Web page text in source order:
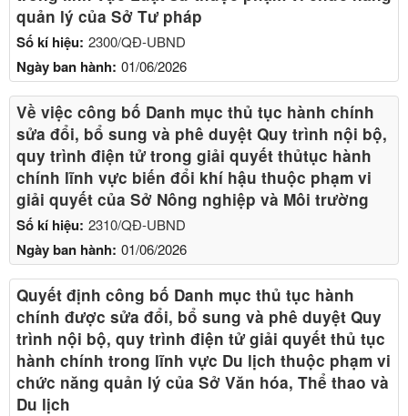
Số kí hiệu: 2300/QĐ-UBND
Ngày ban hành: 01/06/2026
quản lý của Sở Tư pháp
Số kí hiệu: 2310/QĐ-UBND
Ngày ban hành: 01/06/2026
Về việc công bố Danh mục thủ tục hành chính
sửa đổi, bổ sung và phê duyệt Quy trình nội bộ,
quy trình điện tử trong giải quyết thủtục hành
chính lĩnh vực biến đổi khí hậu thuộc phạm vi
giải quyết của Sở Nông nghiệp và Môi trường
Quyết định công bố Danh mục thủ tục hành
chính được sửa đổi, bổ sung và phê duyệt Quy
trình nội bộ, quy trình điện tử giải quyết thủ tục
hành chính trong lĩnh vực Du lịch thuộc phạm vi
chức năng quản lý của Sở Văn hóa, Thể thao và
Du lịch